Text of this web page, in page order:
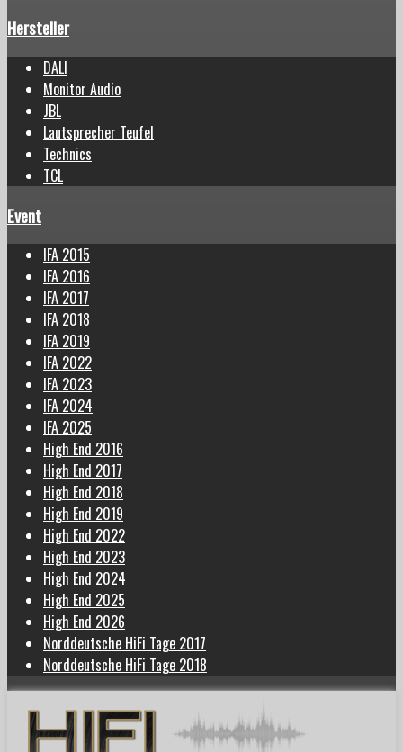
Hersteller
DALI
Monitor Audio
JBL
Lautsprecher Teufel
Technics
TCL
Event
IFA 2015
IFA 2016
IFA 2017
IFA 2018
IFA 2019
IFA 2022
IFA 2023
IFA 2024
IFA 2025
High End 2016
High End 2017
High End 2018
High End 2019
High End 2022
High End 2023
High End 2024
High End 2025
High End 2026
Norddeutsche HiFi Tage 2017
Norddeutsche HiFi Tage 2018